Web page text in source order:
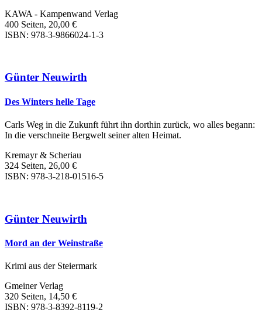
KAWA - Kampenwand Verlag
400 Seiten, 20,00 €
ISBN: 978-3-9866024-1-3
Günter Neuwirth
Des Winters helle Tage
Carls Weg in die Zukunft führt ihn dorthin zurück, wo alles begann:
In die verschneite Bergwelt seiner alten Heimat.
Kremayr & Scheriau
324 Seiten, 26,00 €
ISBN: 978-3-218-01516-5
Günter Neuwirth
Mord an der Weinstraße
Krimi aus der Steiermark
Gmeiner Verlag
320 Seiten, 14,50 €
ISBN: 978-3-8392-8119-2